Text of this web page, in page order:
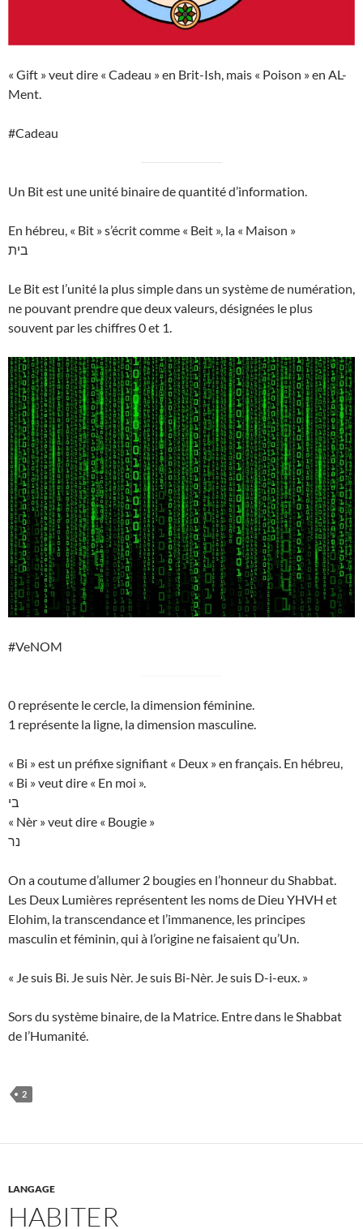
« Gift » veut dire « Cadeau » en Brit-Ish, mais « Poison » en AL-
Ment.
#Cadeau
Un Bit est une unité binaire de quantité d’information.
En hébreu, « Bit » s’écrit comme « Beit », la « Maison »
בית
Le Bit est l’unité la plus simple dans un système de numération,
ne pouvant prendre que deux valeurs, désignées le plus
souvent par les chiffres 0 et 1.
#VeNOM
0 représente le cercle, la dimension féminine.
1 représente la ligne, la dimension masculine.
« Bi » est un préfixe signifiant « Deux » en français. En hébreu,
« Bi » veut dire « En moi ».
בי
« Nèr » veut dire « Bougie »
נר
On a coutume d’allumer 2 bougies en l’honneur du Shabbat.
Les Deux Lumières représentent les noms de Dieu YHVH et
Elohim, la transcendance et l’immanence, les principes
masculin et féminin, qui à l’origine ne faisaient qu’Un.
« Je suis Bi. Je suis Nèr. Je suis Bi-Nèr. Je suis D-i-eux. »
Sors du système binaire, de la Matrice. Entre dans le Shabbat
de l’Humanité.
2
LANGAGE
HABITER